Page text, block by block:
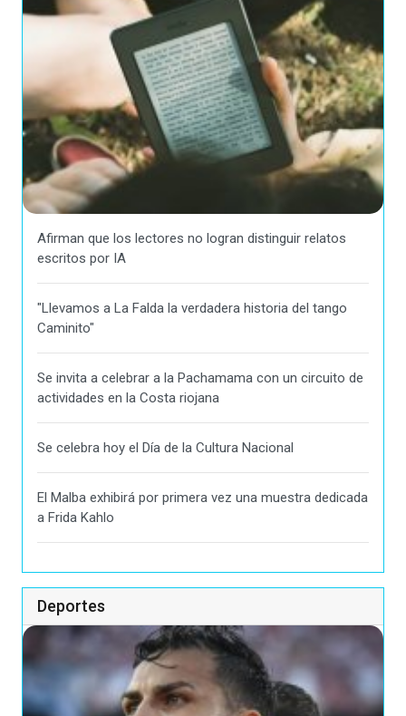
Afirman que los lectores no logran distinguir relatos
escritos por IA
"Llevamos a La Falda la verdadera historia del tango
Caminito"
Se invita a celebrar a la Pachamama con un circuito de
actividades en la Costa riojana
Se celebra hoy el Día de la Cultura Nacional
El Malba exhibirá por primera vez una muestra dedicada
a Frida Kahlo
Deportes